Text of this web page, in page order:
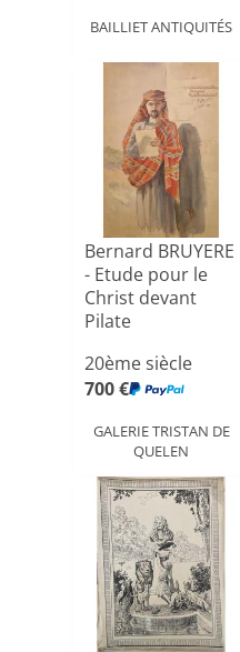
BAILLIET ANTIQUITÉS
Bernard BRUYERE
- Etude pour le
Christ devant
Pilate
20ème siècle
700 €
GALERIE TRISTAN DE
QUELEN